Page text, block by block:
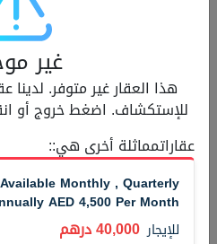
Near Marina Metro Station
شقة للإيجار 95,000 درهم
3
سرير
1
1
المعروض
غير مفروش /ة
غير
هذا العقار غير متوفر.
للإستكشاف. اضغط خروج أو
عقاراتمماثلة أخرى هي::
Monthly , Quarterly
AED 4,500 Per Month
للإيجار 40,000 درهم